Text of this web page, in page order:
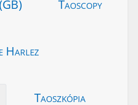
Taoscopy
Harlez
Taoszkópia